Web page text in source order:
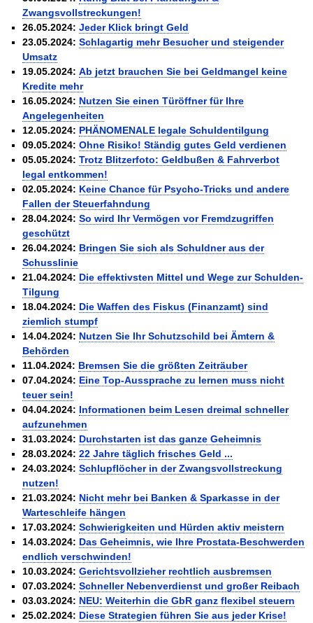
Zwangsvollstreckungen!
26.05.2024:Jeder Klick bringt Geld
23.05.2024:Schlagartig mehr Besucher und steigender
Umsatz
19.05.2024:Ab jetzt brauchen Sie bei Geldmangel keine
Kredite mehr
16.05.2024: Nutzen Sie einen Türöffner für Ihre
Angelegenheiten
12.05.2024: PHÄNOMENALE legale Schuldentilgung
09.05.2024:Ohne Risiko! Ständig gutes Geld verdienen
05.05.2024:Trotz Blitzerfoto: Geldbußen & Fahrverbot
legal entkommen!
02.05.2024: Keine Chance für Psycho-Tricks und andere
Fallen der Steuerfahndung
28.04.2024:So wird Ihr Vermögen vor Fremdzugriffen
geschützt
26.04.2024: Bringen Sie sich als Schuldner aus der
Schusslinie
21.04.2024: Die effektivsten Mittel und Wege zur Schulden-
Tilgung
18.04.2024: Die Waffen des Fiskus (Finanzamt) sind
ziemlich stumpf
14.04.2024: Nutzen Sie Ihr Schutzschild bei Ämtern &
Behörden
11.04.2024: Bremsen Sie die größten Zeiträuber
07.04.2024: Eine Top-Aussprache zu lernen muss nicht
teuer sein!
04.04.2024: Informationen beim Lesen dreimal schneller
aufzunehmen
31.03.2024: Durchstarten ist das ganze Geheimnis
28.03.2024:22 Jahre täglich frisches Geld ...
24.03.2024:Schlupflöcher in der Zwangsvollstreckung
nutzen!
21.03.2024: Nicht mehr bei Banken & Sparkasse in der
Warteschleife hängen
17.03.2024:Schwierigkeiten und Hürden aktiv meistern
14.03.2024: Das Geheimnis, wie Ihre Prostata-Beschwerden
endlich verschwinden!
10.03.2024:Gerichtsvollzieher rechtlich ausbremsen
07.03.2024:Schneller Nebenverdienst und großer Reibach
03.03.2024: NEU: Weiterhin die GbR ganz flexibel steuern
25.02.2024: Diese Strategien führen Sie aus jeder Krise!